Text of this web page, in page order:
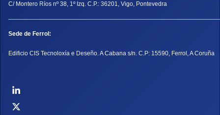
C/ Montero Ríos nº 38, 1º Izq. C.P.: 36201, Vigo, Pontevedra
Sede de Ferrol:
Edificio CIS Tecnoloxía e Deseño. A Cabana s/n. C.P: 15590, Ferrol, A Coruña